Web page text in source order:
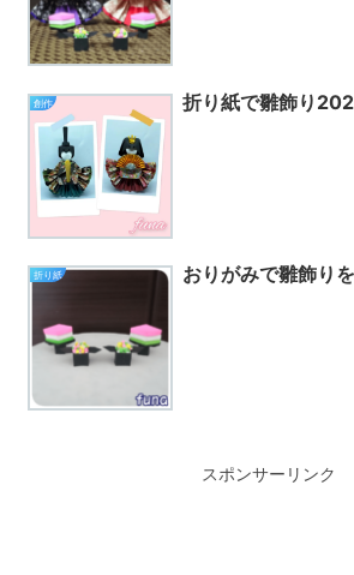
創作 折り紙で雛飾り
折り紙 おりがみで雛飾り
スポンサーリンク